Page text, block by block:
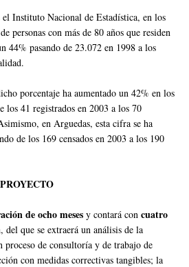
el Instituto Nacional de Estadística, en los
personas con más de 80 años que residen
44% pasando de 23.072 en 1998 a los
porcentaje ha aumentado un 42% en los
los 41 registrados en 2003 a los 70
en Arguedas, esta cifra se ha
de los 169 censados en 2003 a los 190
de ocho meses y contará con cuatro
que se extraerá un análisis de la
proceso de consultoría y de trabajo de
con medidas correctivas tangibles; la